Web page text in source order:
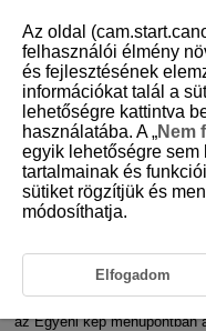
D388-079
Színmód
Képstílus
Egyedi kép
az Egyéni kép menüpontban
Az oldal
felhasználói élmény
és fejlesztésének
információkat talál a
lehetőségre kattintva
használatába. A „Nem
egyik lehetőségre sem
tartalmainak és
sütiket rögzítjük és
módosíthatja.
Elfogadom